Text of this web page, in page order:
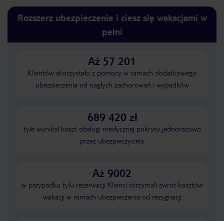
Rozszerz ubezpieczenie i ciesz się wakacjami w
pełni
Aż 57 201
Klientów skorzystało z pomocy w ramach dodatkowego
ubezpieczenia od nagłych zachorowań i wypadków
689 420 zł
tyle wyniósł koszt obsługi medycznej pokryty jednorazowo
przez ubezpieczyciela
Aż 9002
w przypadku tylu rezerwacji Klienci otrzymali zwrot kosztów
wakacji w ramach ubezpieczenia od rezygnacji